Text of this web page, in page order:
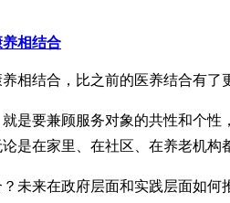
养相结合
相结合，比之前的医养结合有了
是要兼顾服务对象的共性和个
是在家里、在社区、在养老机构
未来在政府层面和实践层面如何